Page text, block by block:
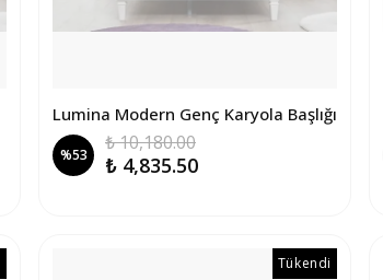
Lumina Modern Genç Karyola Başlığı
%53
₺ 10,180.00
₺ 4,835.50
Tükendi